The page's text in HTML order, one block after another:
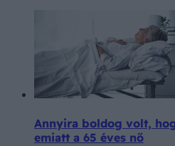
Annyira boldog volt,
emiatt a 65 éves nő